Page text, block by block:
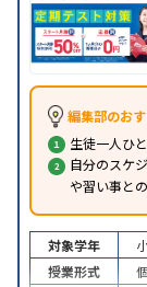
編集部のお
生徒一人ひ
自分のスケ
や習い事と
対象学年
授業形式